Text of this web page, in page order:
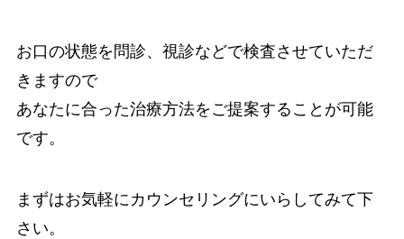
お口の状態を問診、視診などで検査させていただ
きますので
あなたに合った治療方法をご提案することが可能
です。
まずはお気軽にカウンセリングにいらしてみて下
さい。